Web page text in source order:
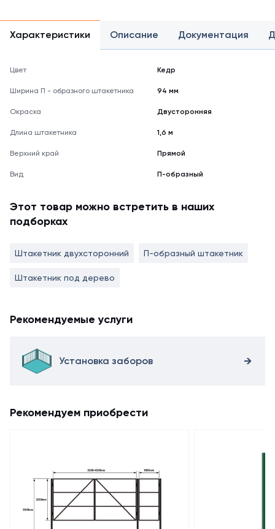
Характеристики Описание Документация
Цвет Кедр
Ширина П - образного штакетника 94 мм
Окраска Двусторонняя
Длина штакетника 1,6 м
Верхний край Прямой
Вид П-образный
Этот товар можно встретить в наших
подборках
Штакетник двухсторонний П-образный штакетник
Штакетник под дерево
Рекомендуемые услуги
Установка заборов
Рекомендуем приобрести